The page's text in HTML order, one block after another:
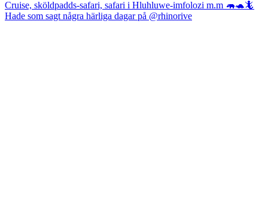
Hade som sagt några härliga dagar på @rhinorive